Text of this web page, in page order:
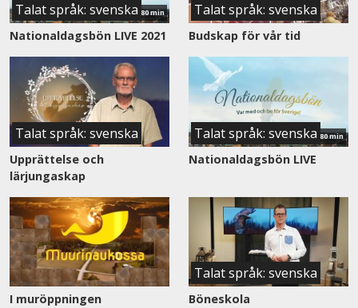
180 min
Talat språk: svenska
Nationaldagsbön LIVE 2021
Talat språk: svenska
Budskap för vår tid
Talat språk: svenska
Upprättelse och
lärjungaskap
Se
nu
180 min
Talat språk: svenska
Nationaldagsbön LIVE
I muröppningen
Talat språk: svenska
Böneskola